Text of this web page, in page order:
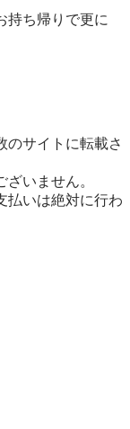
持ち帰りで更に
のサイトに転載さ
いません。
払いは絶対に行わ